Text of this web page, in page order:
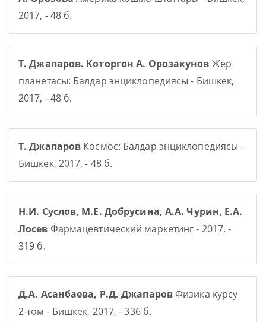
2017, - 48 б.
Т. Джапаров. Которгон А. Орозакунов Жер
планетасы: Балдар энциклопедиясы - Бишкек,
2017, - 48 б.
Т. Джапаров Космос: Балдар энциклопедиясы -
Бишкек, 2017, - 48 б.
Н.И. Суслов, М.Е. Добрусина, А.А. Чурин, Е.А.
Лосев Фармацевтический маркетинг - 2017, -
319 б.
Д.А. Асанбаева, Р.Д. ДжапаровФизика курсу
2-том - Бишкек, 2017, - 336 б.